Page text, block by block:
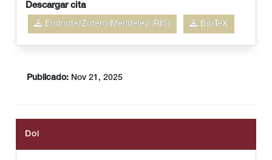
Descargar cita
Endnote/Zotero/Mendeley (RIS) BibTeX
Publicado:Nov 21, 2025
Doi